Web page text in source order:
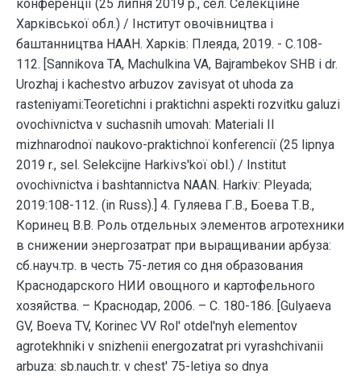
конференції (25 липня 2019 р., сел. Селекційне
Харківської обл.) / Інститут овочівництва і
баштанництва НААН. Харків: Плеяда, 2019. - С.108-
112. [Sannikova TA, Machulkina VA, Bajrambekov SHB i dr.
Urozhaj i kachestvo arbuzov zavisyat ot uhoda za
rasteniyami:Teoretichnі і praktichnі aspekti rozvitku galuzі
ovochіvnictva v suchasnih umovah: Materіali ІІ
mіzhnarodnoї naukovo-praktichnoї konferencії (25 lipnya
2019 r., sel. Selekcіjne Harkіvs'koї obl.) / Іnstitut
ovochіvnictva і bashtannictva NAAN. Harkіv: Pleyada;
2019:108-112. (in Russ).] 4. Гуляева Г.В., Боева Т.В.,
Коринец В.В. Роль отдельных элементов агротехники
в снижении энергозатрат при выращивании арбуза:
сб.науч.тр. в честь 75-летия со дня образования
Краснодарского НИИ овощного и картофельного
хозяйства. – Краснодар, 2006. – С. 180-186. [Gulyaeva
GV, Boeva TV, Korinec VV Rol' otdel'nyh elementov
agrotekhniki v snizhenii energozatrat pri vyrashchivanii
arbuza: sb.nauch.tr. v chest' 75-letiya so dnya